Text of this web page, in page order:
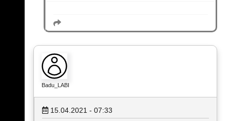
Badu_LABI
15.04.2021 - 07:33